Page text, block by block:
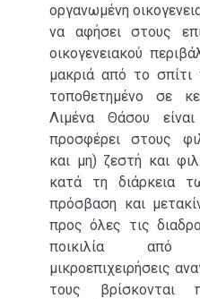
οργανωμένη
να αφήσει στους
οικογενειακού
μακριά από το
τοποθετημένο σε
Λιμένα Θάσου
προσφέρει στους
και μη) ζεστή και
κατά τη διάρκεια
πρόσβαση και
προς όλες τις
ποικιλία από
μικροεπιχειρήσεις
τους βρίσκονται